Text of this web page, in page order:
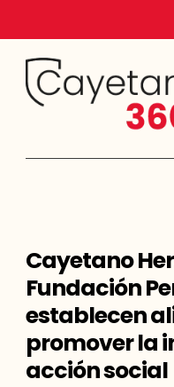
Cayetano
Fundación
establecen
promover la
acción social